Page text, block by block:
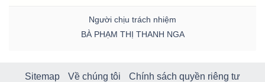
Người chịu trách nhiệm
BÀ PHẠM THỊ THANH NGA
Sitemap Về chúng tôi
Chính sách quyền riêng tư